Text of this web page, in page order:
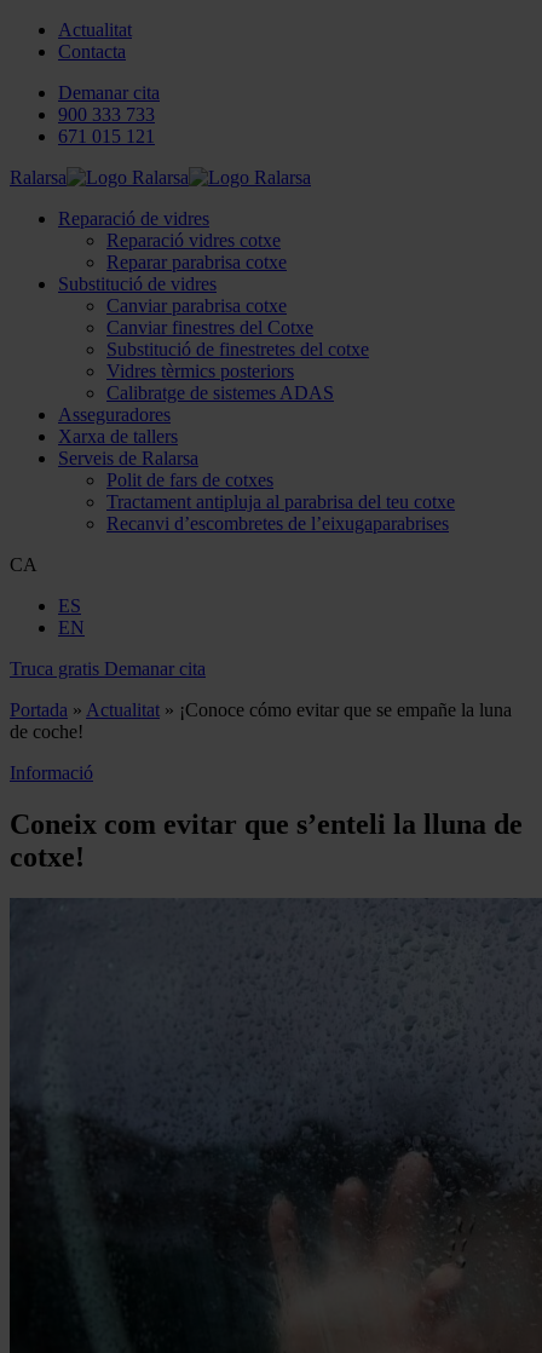
Actualitat
Contacta
Demanar cita
900 333 733
671 015 121
Ralarsa
Reparació de vidres
Reparació vidres cotxe
Reparar parabrisa cotxe
Substitució de vidres
Canviar parabrisa cotxe
Canviar finestres del Cotxe
Substitució de finestretes del cotxe
Vidres tèrmics posteriors
Calibratge de sistemes ADAS
Asseguradores
Xarxa de tallers
Serveis de Ralarsa
Polit de fars de cotxes
Tractament antipluja al parabrisa del teu cotxe
Recanvi d’escombretes de l’eixugaparabrises
CA
ES
EN
Truca gratis Demanar cita
Portada » Actualitat » ¡Conoce cómo evitar que se empañe la luna
de coche!
Informació
Coneix com evitar que s’enteli la lluna de
cotxe!